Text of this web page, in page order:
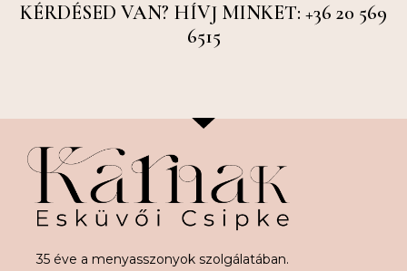
KÉRDÉSED VAN? HÍVJ MINKET: +36 20 569
6515
35 éve a menyasszonyok szolgálatában.